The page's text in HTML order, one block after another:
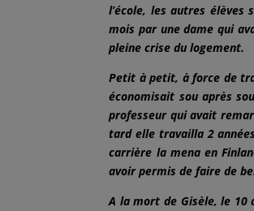
l’école, les autres élèves
mois par une dame qui
pleine crise du logement.
Petit à petit, à force de
économisait sou après
professeur qui avait
tard elle travailla 2
carrière la mena en
avoir permis de faire de
A la mort de Gisèle, le 10